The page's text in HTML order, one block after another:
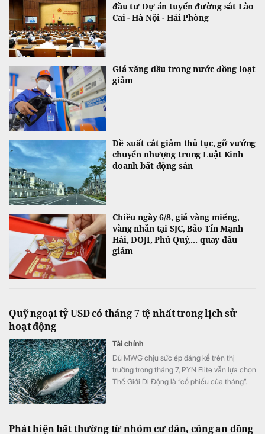
đầu tư Dự án tuyến đường sắt Lào
Cai - Hà Nội - Hải Phòng
Giá xăng dầu trong nước đồng loạt
giảm
Đề xuất cắt giảm thủ tục, gỡ vướng
chuyển nhượng trong Luật Kinh
doanh bất động sản
Chiều ngày 6/8, giá vàng miếng,
vàng nhẫn tại SJC, Bảo Tín Mạnh
Hải, DOJI, Phú Quý,... quay đầu
giảm
Quỹ ngoại tỷ USD có tháng 7 tệ nhất trong lịch sử
hoạt động
Tài chính
Dù MWG chịu sức ép đáng kể trên thị
trường trong tháng 7, PYN Elite vẫn lựa chọn
Thế Giới Di Động là “cổ phiếu của tháng”.
Phát hiện bất thường từ nhóm cư dân, công an đồng